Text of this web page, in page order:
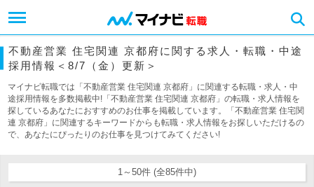
不動産営業 住宅関連 京都府に関する求人・転職・中途
採用情報＜8/7（金）更新＞
マイナビ転職では「不動産営業 住宅関連 京都府」に関連する転職・求人・中
途採用情報を多数掲載中!「不動産営業 住宅関連 京都府」の転職・求人情報を
探しているあなたにおすすめのお仕事を掲載しています。「不動産営業 住宅関
連 京都府」に関連するキーワードからも転職・求人情報をお探しいただけるの
で、あなたにぴったりのお仕事を見つけてみてください!
1～50件 (全85件中)